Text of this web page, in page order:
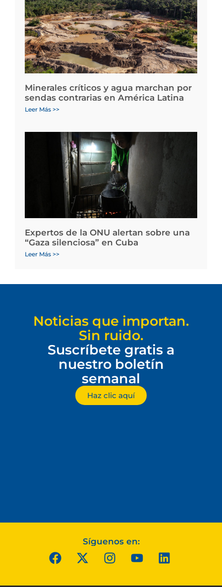
Minerales críticos y agua marchan por
sendas contrarias en América Latina
Leer Más >>
Expertos de la ONU alertan sobre una
“Gaza silenciosa” en Cuba
Leer Más >>
Noticias que importan.
Sin ruido.
Suscríbete gratis a
nuestro boletín
semanal
Haz clic aquí
Síguenos en: